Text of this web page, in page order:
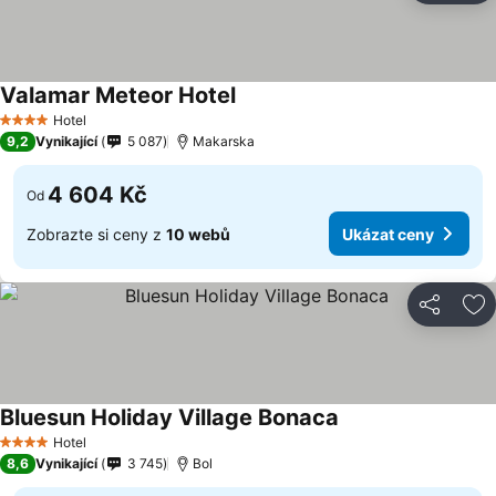
4 Počet hvězdiček
Hotel
Valamar Meteor HotelUkázat ceny
9,2 Vynikající 5 087 Makarska
Od 4 604 Kč
Zobrazte si ceny z 10 webů Ukázat ceny
Sdílet
4 Počet hvězdiček
Hotel
Bluesun Holiday Village Bonaca
8,6 Vynikající 3 745 Bol